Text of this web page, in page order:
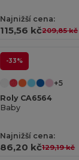
Najnižší cena:
115,56 kč209,85 kč
-33%
+5
Roly CA6564
Baby
Najnižší cena:
86,20 kč129,19 kč